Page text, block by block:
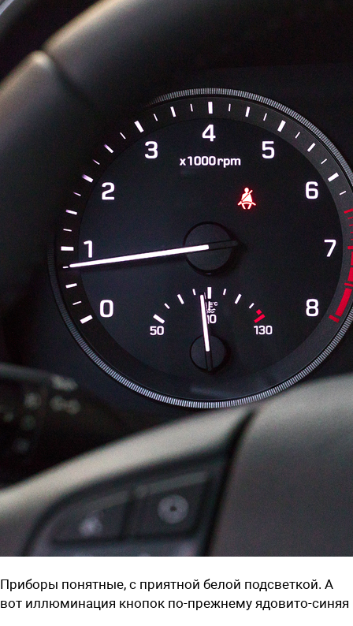
Приборы понятные, с приятной белой подсветкой. А
вот иллюминация кнопок по-прежнему ядовито-синяя